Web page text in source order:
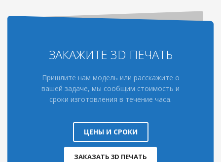
ЗАКАЖИТЕ 3D ПЕЧАТЬ
Пришлите нам модель или расскажите о
вашей задаче, мы сообщим стоимость и
сроки изготовления в течение часа.
ЦЕНЫ И СРОКИ
ЗАКАЗАТЬ 3D ПЕЧАТЬ